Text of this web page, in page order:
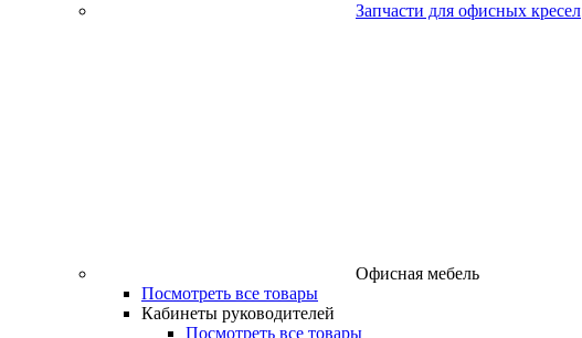
Запчасти для офисных кресел
Офисная мебель
Посмотреть все товары
Кабинеты руководителей
Посмотреть все товары